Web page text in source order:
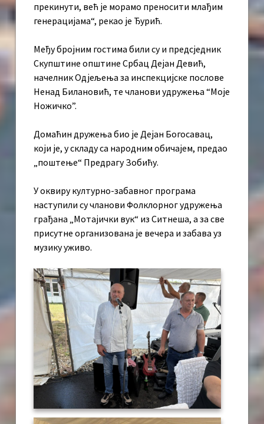
прекинути, већ је морамо преносити млађим
генерацијама“, рекао је Ђурић.
Међу бројним гостима били су и предсједник
Скупштине општине Србац Дејан Девић,
начелник Одјељења за инспекцијске послове
Ненад Билановић, те чланови удружења “Моје
Ножичко”.
Домаћин дружења био је Дејан Богосавац,
који је, у складу са народним обичајем, предао
„поштење“ Предрагу Зобићу.
У оквиру културно-забавног програма
наступили су чланови Фолклорног удружења
грађана „Мотајички вук“ из Ситнеша, а за све
присутне организована је вечера и забава уз
музику уживо.